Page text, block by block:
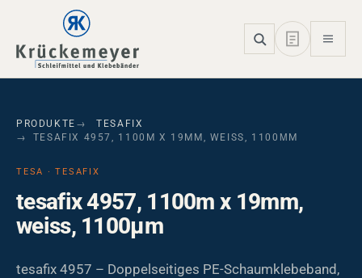
Skip to main navigation
Skip to main content
Skip to page footer
PRODUKTE
TESAFIX
TESAFIX 4957, 1100M X 19MM, WEISS, 1100ΜM
TESA · TESAFIX
tesafix 4957, 1100m x 19mm,
weiss, 1100µm
tesafix 4957 – Doppelseitiges PE-Schaumklebeband,